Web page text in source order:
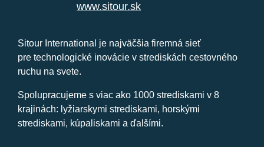
www.sitour.sk
Sitour International je najväčšia firemná sieť
pre technologické inovácie v strediskách cestovného
ruchu na svete.
Spolupracujeme s viac ako 1000 strediskami v 8
krajinách: lyžiarskymi strediskami, horskými
strediskami, kúpaliskami a ďalšími.